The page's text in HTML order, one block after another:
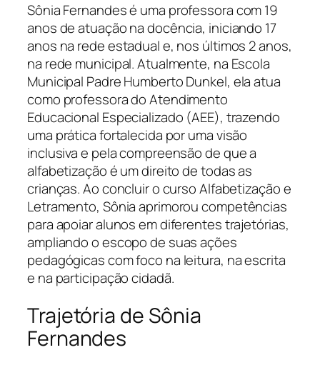
Sônia Fernandes é uma professora com 19
anos de atuação na docência, iniciando 17
anos na rede estadual e, nos últimos 2 anos,
na rede municipal. Atualmente, na Escola
Municipal Padre Humberto Dunkel, ela atua
como professora do Atendimento
Educacional Especializado (AEE), trazendo
uma prática fortalecida por uma visão
inclusiva e pela compreensão de que a
alfabetização é um direito de todas as
crianças. Ao concluir o curso Alfabetização e
Letramento, Sônia aprimorou competências
para apoiar alunos em diferentes trajetórias,
ampliando o escopo de suas ações
pedagógicas com foco na leitura, na escrita
e na participação cidadã.
Trajetória de Sônia
Fernandes